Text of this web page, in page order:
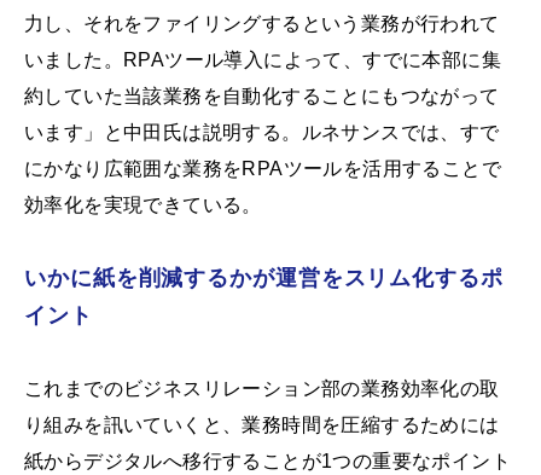
力し、それをファイリングするという業務が行われて
いました。RPAツール導入によって、すでに本部に集
約していた当該業務を自動化することにもつながって
います」と中田氏は説明する。ルネサンスでは、すで
にかなり広範囲な業務をRPAツールを活用することで
効率化を実現できている。
いかに紙を削減するかが運営をスリム化するポ
イント
これまでのビジネスリレーション部の業務効率化の取
り組みを訊いていくと、業務時間を圧縮するためには
紙からデジタルへ移行することが1つの重要なポイント